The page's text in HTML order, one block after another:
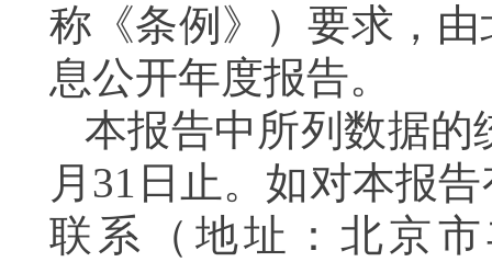
称《条例》）要求，
息公开年度报告。
本报告中所列数据的
月31日止。如对本报
联系（地址：北京